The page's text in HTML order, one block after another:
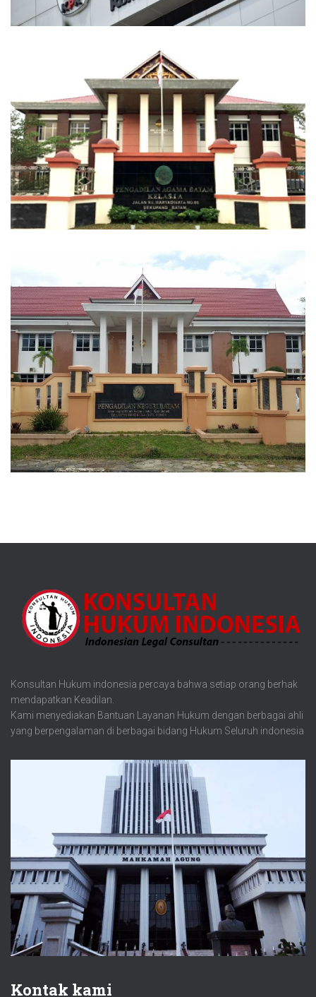
Konsultan Hukum indonesia percaya bahwa setiap orang berhak
mendapatkan Keadilan.
Kami menyediakan Bantuan Layanan Hukum dengan berbagai ahli
yang berpengalaman di berbagai bidang Hukum Seluruh indonesia
Kontak kami